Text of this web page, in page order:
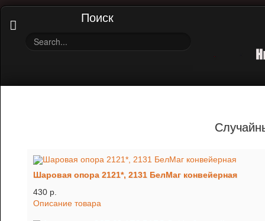
Поиск
Шаровая опора 2121*, 2131 БелМаг конвейерная
430 p.
Описание товара